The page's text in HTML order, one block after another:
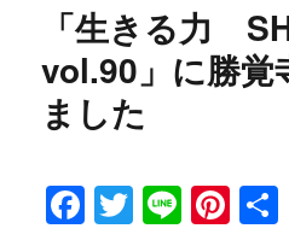
「生きる力
vol.90」に勝覚
ました
F
T
Li Pi